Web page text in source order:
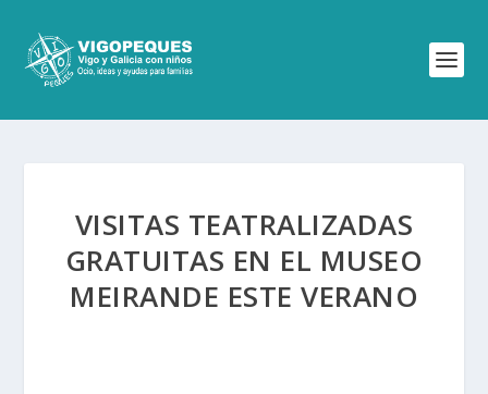
VISITAS TEATRALIZADAS
GRATUITAS EN EL MUSEO
MEIRANDE ESTE VERANO